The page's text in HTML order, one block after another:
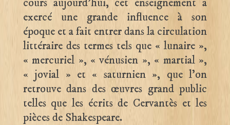
cours aujourd’hui, cet enseignement a
exercé une grande influence à son
époque et a fait entrer dans la circulation
littéraire des termes tels que « lunaire »,
« mercuriel », « vénusien », « martial »,
« jovial » et « saturnien », que l’on
retrouve dans des œuvres grand public
telles que les écrits de Cervantès et les
pièces de Shakespeare.